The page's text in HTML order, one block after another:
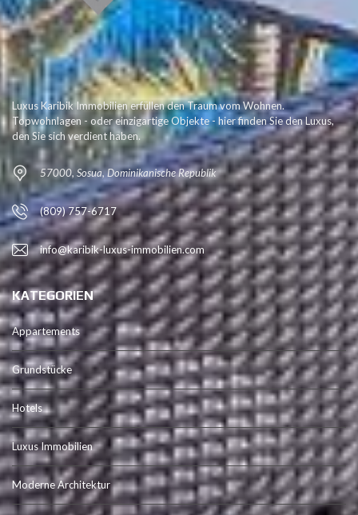
Luxus Karibik Immobilien erfüllen den Traum vom Wohnen.
Topwohnlagen - oder einzigartige Objekte - hier finden Sie den Luxus,
den Sie sich verdient haben.
57000, Sosua, Dominikanische Republik
(809) 757-6717
info@karibik-luxus-immobilien.com
KATEGORIEN
Appartements
Grundstücke
Hotels
Luxus Immobilien
Moderne Architektur